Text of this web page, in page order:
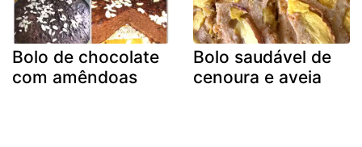
Bolo de chocolate
com amêndoas
Bolo saudável de
cenoura e aveia